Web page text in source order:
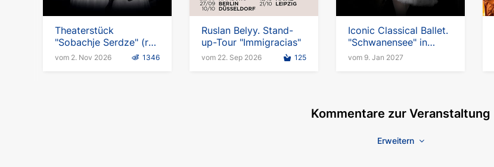
Theaterstück
"Sobachje Serdze" (ru)
in Deutschland
vom 2. Nov 2026 1346
Ruslan Belyy. Stand-
up-Tour "Immigracias"
vom 22. Sep 2026 125
Iconic Classical Ballet.
"Schwanensee" in
Deutschland
vom 9. Jan 2027
Kommentare zur Veranstaltung
Erweitern